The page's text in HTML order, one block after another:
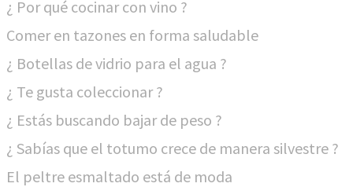
¿ Por qué cocinar con vino ?
Comer en tazones en forma saludable
¿ Botellas de vidrio para el agua ?
¿ Te gusta coleccionar ?
¿ Estás buscando bajar de peso ?
¿ Sabías que el totumo crece de manera silvestre ?
El peltre esmaltado está de moda